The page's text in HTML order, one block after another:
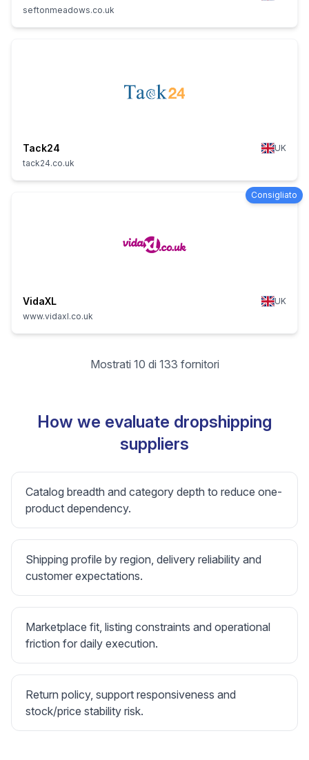
seftonmeadows.co.uk
Tack24
UK
tack24.co.uk
Consigliato
VidaXL
UK
www.vidaxl.co.uk
Mostrati 10 di 133 fornitori
How we evaluate dropshipping
suppliers
Catalog breadth and category depth to reduce one-
product dependency.
Shipping profile by region, delivery reliability and
customer expectations.
Marketplace fit, listing constraints and operational
friction for daily execution.
Return policy, support responsiveness and
stock/price stability risk.